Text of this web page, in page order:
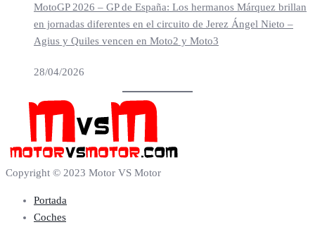
MotoGP 2026 – GP de España: Los hermanos Márquez brillan
en jornadas diferentes en el circuito de Jerez Ángel Nieto –
Agius y Quiles vencen en Moto2 y Moto3
28/04/2026
Copyright © 2023 Motor VS Motor
Portada
Coches